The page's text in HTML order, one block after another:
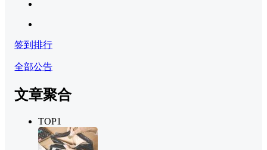
签到排行
全部公告
文章聚合
TOP1